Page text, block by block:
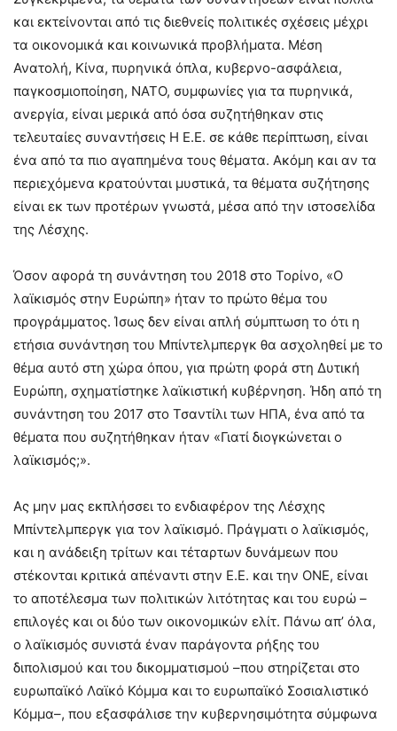
και εκτείνονται από τις διεθνείς πολιτικές σχέσεις μέχρι
τα οικονομικά και κοινωνικά προβλήματα. Μέση
Ανατολή, Κίνα, πυρηνικά όπλα, κυβερνο-ασφάλεια,
παγκοσμιοποίηση, ΝΑΤΟ, συμφωνίες για τα πυρηνικά,
ανεργία, είναι μερικά από όσα συζητήθηκαν στις
τελευταίες συναντήσεις Η Ε.Ε. σε κάθε περίπτωση, είναι
ένα από τα πιο αγαπημένα τους θέματα. Ακόμη και αν τα
περιεχόμενα κρατούνται μυστικά, τα θέματα συζήτησης
είναι εκ των προτέρων γνωστά, μέσα από την ιστοσελίδα
της Λέσχης.
Όσον αφορά τη συνάντηση του 2018 στο Τορίνο, «Ο
λαϊκισμός στην Ευρώπη» ήταν το πρώτο θέμα του
προγράμματος. Ίσως δεν είναι απλή σύμπτωση το ότι η
ετήσια συνάντηση του Μπίντελμπεργκ θα ασχοληθεί με το
θέμα αυτό στη χώρα όπου, για πρώτη φορά στη Δυτική
Ευρώπη, σχηματίστηκε λαϊκιστική κυβέρνηση. Ήδη από τη
συνάντηση του 2017 στο Τσαντίλι των ΗΠΑ, ένα από τα
θέματα που συζητήθηκαν ήταν «Γιατί διογκώνεται ο
λαϊκισμός;».
Ας μην μας εκπλήσσει το ενδιαφέρον της Λέσχης
Μπίντελμπεργκ για τον λαϊκισμό. Πράγματι ο λαϊκισμός,
και η ανάδειξη τρίτων και τέταρτων δυνάμεων που
στέκονται κριτικά απέναντι στην Ε.Ε. και την ΟΝΕ, είναι
το αποτέλεσμα των πολιτικών λιτότητας και του ευρώ –
επιλογές και οι δύο των οικονομικών ελίτ. Πάνω απ’ όλα,
ο λαϊκισμός συνιστά έναν παράγοντα ρήξης του
διπολισμού και του δικομματισμού –που στηρίζεται στο
ευρωπαϊκό Λαϊκό Κόμμα και το ευρωπαϊκό Σοσιαλιστικό
Κόμμα–, που εξασφάλισε την κυβερνησιμότητα σύμφωνα